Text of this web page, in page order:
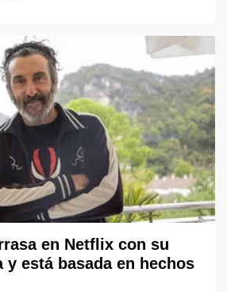
en Netflix con su
y está basada en hechos